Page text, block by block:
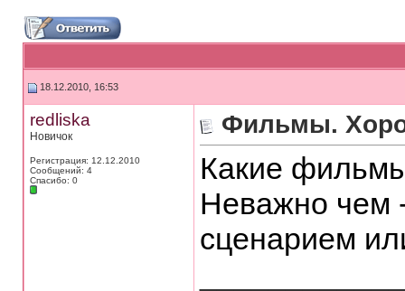
18.12.2010, 16:53
redliska
Новичок
Регистрация: 12.12.2010
Сообщений: 4
Спасибо: 0
Фильмы.
Какие
Неважно чем
сценарием